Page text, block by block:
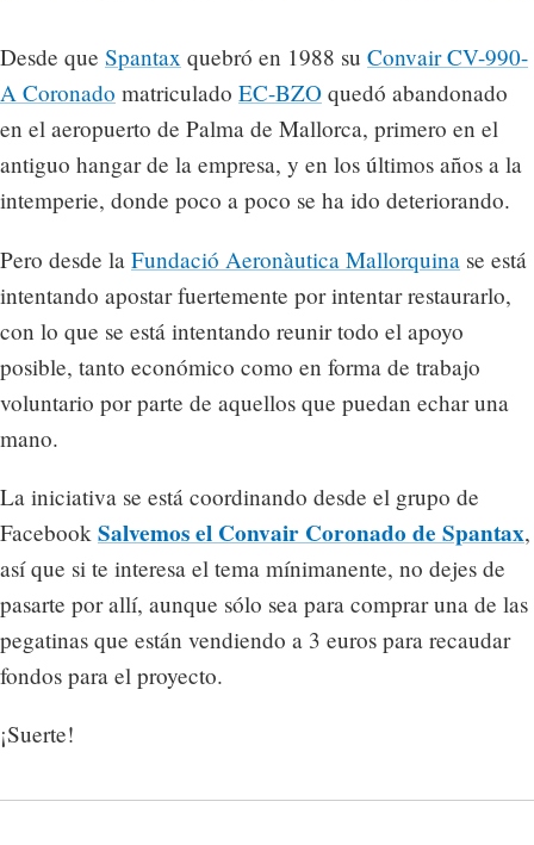
Desde que Spantax quebró en 1988 su Convair CV-990-
A Coronado matriculado EC-BZO quedó abandonado
en el aeropuerto de Palma de Mallorca, primero en el
antiguo hangar de la empresa, y en los últimos años a la
intemperie, donde poco a poco se ha ido deteriorando.
Pero desde la Fundació Aeronàutica Mallorquina se está
intentando apostar fuertemente por intentar restaurarlo,
con lo que se está intentando reunir todo el apoyo
posible, tanto económico como en forma de trabajo
voluntario por parte de aquellos que puedan echar una
mano.
La iniciativa se está coordinando desde el grupo de
Facebook Salvemos el Convair Coronado de Spantax,
así que si te interesa el tema mínimanente, no dejes de
pasarte por allí, aunque sólo sea para comprar una de las
pegatinas que están vendiendo a 3 euros para recaudar
fondos para el proyecto.
¡Suerte!